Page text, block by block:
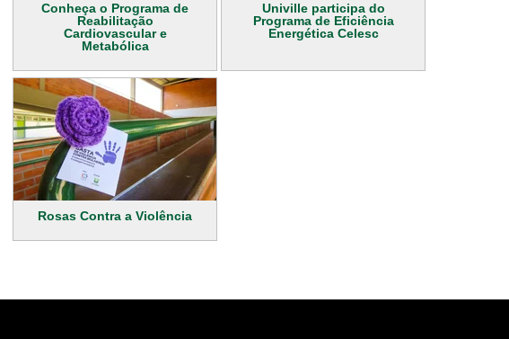
Conheça o Programa de
Reabilitação
Cardiovascular e
Metabólica
Univille participa do
Programa de Eficiência
Energética Celesc
Rosas Contra a Violência